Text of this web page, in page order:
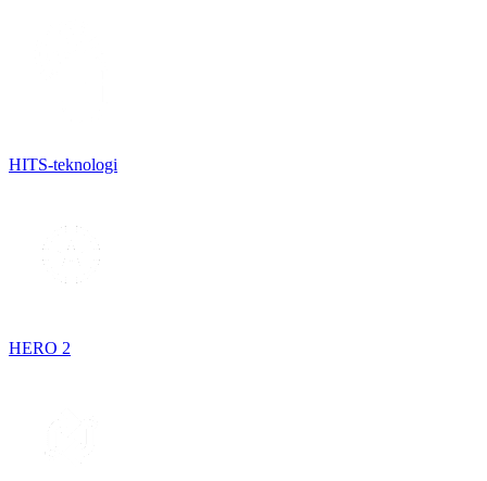
HITS-teknologi
HERO 2